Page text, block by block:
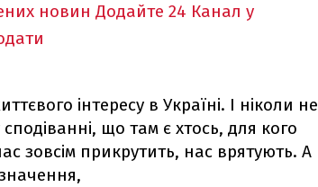
новин Додайте 24 Канал у
інтересу в Україні. І ніколи не
що там є хтось, для кого
зовсім прикрутить, нас врятують. А